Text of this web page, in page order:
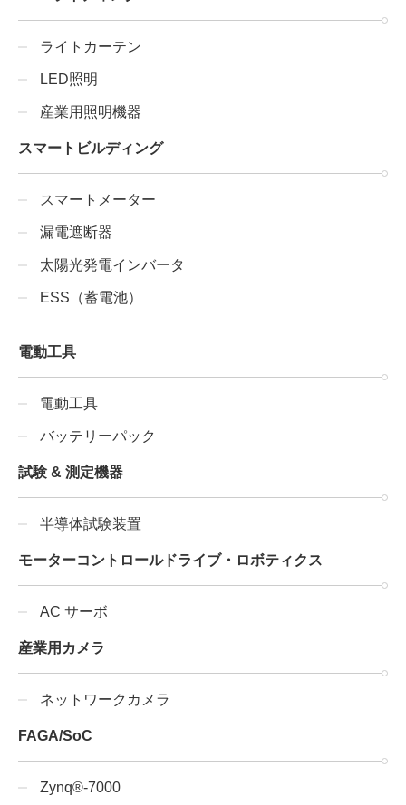
ライトカーテン
LED照明
産業用照明機器
スマートビルディング
スマートメーター
漏電遮断器
太陽光発電インバータ
ESS（蓄電池）
電動工具
電動工具
バッテリーパック
試験 & 測定機器
半導体試験装置
モーターコントロールドライブ・ロボティクス
AC サーボ
産業用カメラ
ネットワークカメラ
FAGA/SoC
Zynq®-7000